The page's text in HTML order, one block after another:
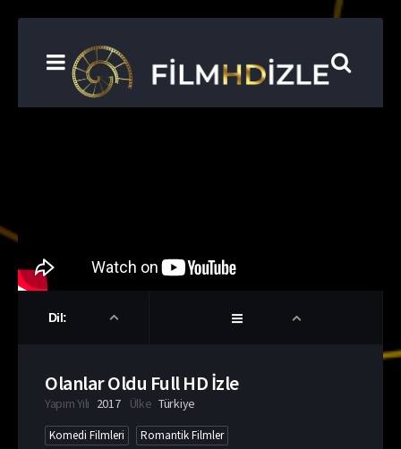
Dil:
Olanlar Oldu Full HD İzle
Yapım Yılı 2017 Ülke Türkiye
Komedi Filmleri Romantik Filmler